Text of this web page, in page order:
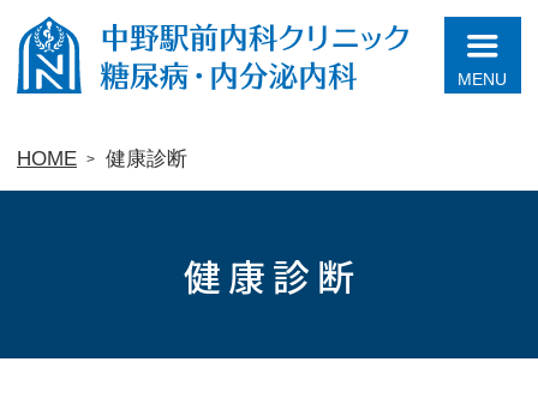
中野駅前内科クリニック糖尿病・内分泌内科
HOME 健康診断
健康診断